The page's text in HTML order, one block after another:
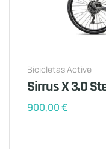
Bicicletas Active
Sirrus X 3.0
900,00€